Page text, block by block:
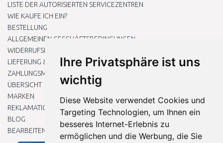
Ihre Privatsphäre ist uns
wichtig
Diese Website verwendet Cookies und
Targeting Technologien, um Ihnen ein
besseres Internet-Erlebnis zu
ermöglichen und die Werbung, die Sie
LISTE DER AUTORISIERTEN SERVICEZENTREN
WIE KAUFE ICH EIN?
BESTELLUNG
ALLGEMEINEN GESCHÄFTSBEDINGUNGEN
WIDERRUFSRECHT
LIEFERUNG & ZAHLUNG
ZAHLUNGSMETHODEN
ÜBERSICHT
MARKEN
REKLAMATIONEN UND RETOUREN
BLOG
BEARBEITEN SIE MEINE COOKIE-EINSTELLUNGEN